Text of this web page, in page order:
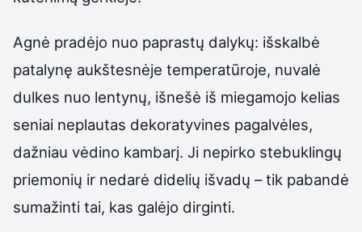
Agnė pradėjo nuo paprastų dalykų: išskalbė
patalynę aukštesnėje temperatūroje, nuvalė
dulkes nuo lentynų, išnešė iš miegamojo kelias
seniai neplautas dekoratyvines pagalvėles,
dažniau vėdino kambarį. Ji nepirko stebuklingų
priemonių ir nedarė didelių išvadų – tik pabandė
sumažinti tai, kas galėjo dirginti.